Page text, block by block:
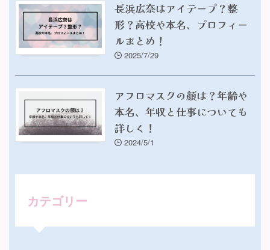
長浜広奈はアイテープ？整
形？高校や本名、プロフィー
ルまとめ！
2025/7/29
アフロマスクの顔は？年齢や
本名、年収と仕事についても
詳しく！
2024/5/1
カテゴリー